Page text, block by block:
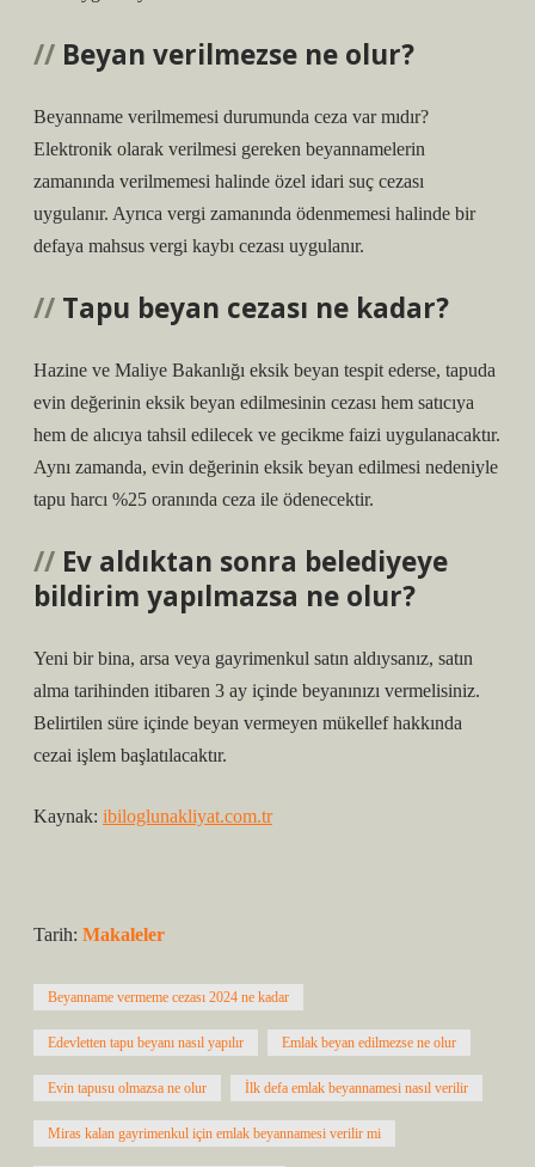
Beyan verilmezse ne olur?
Beyanname verilmemesi durumunda ceza var mıdır?
Elektronik olarak verilmesi gereken beyannamelerin
zamanında verilmemesi halinde özel idari suç cezası
uygulanır. Ayrıca vergi zamanında ödenmemesi halinde bir
defaya mahsus vergi kaybı cezası uygulanır.
Tapu beyan cezası ne kadar?
Hazine ve Maliye Bakanlığı eksik beyan tespit ederse, tapuda
evin değerinin eksik beyan edilmesinin cezası hem satıcıya
hem de alıcıya tahsil edilecek ve gecikme faizi uygulanacaktır.
Aynı zamanda, evin değerinin eksik beyan edilmesi nedeniyle
tapu harcı %25 oranında ceza ile ödenecektir.
Ev aldıktan sonra belediyeye
bildirim yapılmazsa ne olur?
Yeni bir bina, arsa veya gayrimenkul satın aldıysanız, satın
alma tarihinden itibaren 3 ay içinde beyanınızı vermelisiniz.
Belirtilen süre içinde beyan vermeyen mükellef hakkında
cezai işlem başlatılacaktır.
Kaynak: ibiloglunakliyat.com.tr
Tarih: Makaleler
Beyanname vermeme cezası 2024 ne kadar
Edevletten tapu beyanı nasıl yapılır Emlak beyan edilmezse ne olur
Evin tapusu olmazsa ne olur İlk defa emlak beyannamesi nasıl verilir
Miras kalan gayrimenkul için emlak beyannamesi verilir mi